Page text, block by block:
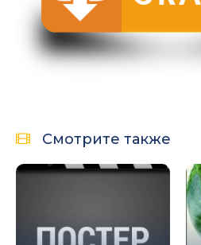
Смотрите также